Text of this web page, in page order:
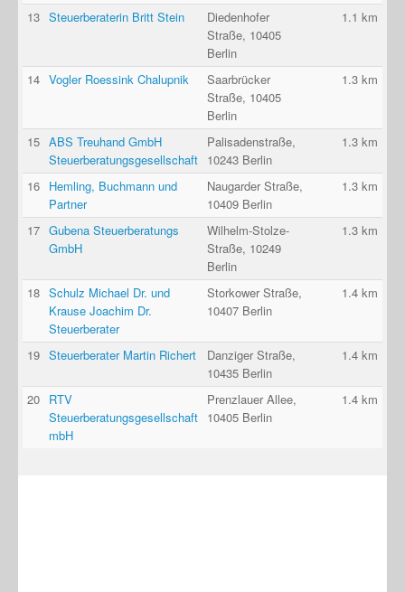
13 Steuerberaterin Britt Stein
Diedenhofer
Straße, 10405
Berlin
1.1 km
14 Vogler Roessink Chalupnik
Saarbrücker
Straße, 10405
Berlin
1.3 km
15 ABS Treuhand GmbH
Steuerberatungsgesellschaft
Palisadenstraße,
10243 Berlin
1.3 km
16 Hemling, Buchmann und
Partner
Naugarder Straße,
10409 Berlin
1.3 km
17 Gubena Steuerberatungs
GmbH
Wilhelm-Stolze-
Straße, 10249
Berlin
1.3 km
18 Schulz Michael Dr. und
Krause Joachim Dr.
Steuerberater
Storkower Straße,
10407 Berlin
1.4 km
19 Steuerberater Martin Richert
Danziger Straße,
10435 Berlin
1.4 km
20 RTV
Steuerberatungsgesellschaft
mbH
Prenzlauer Allee,
10405 Berlin
1.4 km